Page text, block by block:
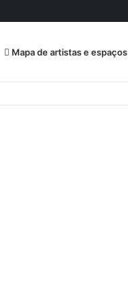
Mapa de artistas e espaços